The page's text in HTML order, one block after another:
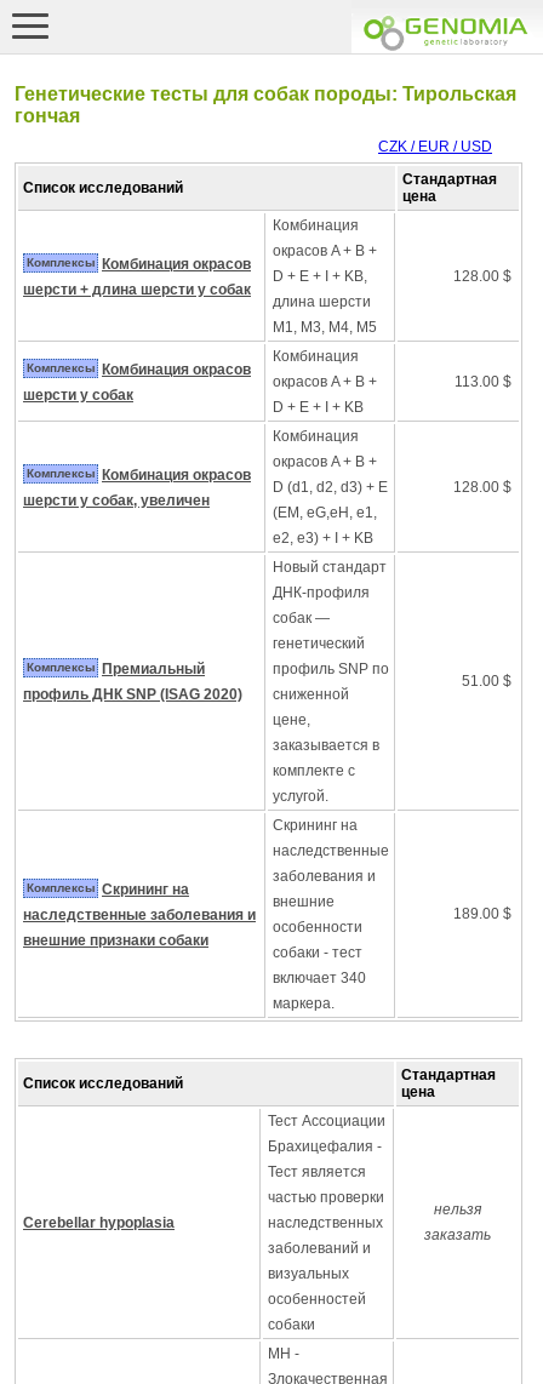
Генетические тесты для собак породы: Тирольская
гончая
CZK / EUR / USD
Список исследований
Стандартная
цена
Комплексы
Комбинация окрасов
шерсти + длина шерсти у собак
Комбинация
окрасов A + B +
D + E + I + KB,
длина шерсти
M1, M3, M4, M5
128.00 $
Комплексы
Комбинация окрасов
шерсти у собак
Комбинация
окрасов A + B +
D + E + I + KB
113.00 $
Комплексы
Комбинация окрасов
шерсти у собак, увеличен
Комбинация
окрасов A + B +
D (d1, d2, d3) + E
(EM, eG,eH, e1,
e2, e3) + I + KB
128.00 $
Комплексы
Премиальный
профиль ДНК SNP (ISAG 2020)
Новый стандарт
ДНК-профиля
собак —
генетический
профиль SNP по
сниженной
цене,
заказывается в
комплекте с
услугой.
51.00 $
Комплексы Скрининг на
наследственные заболевания и
внешние признаки собаки
Скрининг на
наследственные
заболевания и
внешние
особенности
собаки - тест
включает 340
маркера.
189.00 $
Список исследований
Стандартная
цена
Cerebellar hypoplasia
Тест Ассоциации
Брахицефалия -
Тест является
частью проверки
наследственных
заболеваний и
визуальных
особенностей
собаки
нельзя
заказать
MH -
Злокачественная